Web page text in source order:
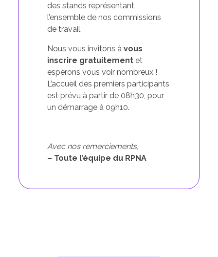
des stands représentant
l’ensemble de nos commissions
de travail.
Nous vous invitons à vous
inscrire gratuitement et
espérons vous voir nombreux !
L’accueil des premiers participants
est prévu à partir de 08h30, pour
un démarrage à 09h10.
Avec nos remerciements,
– Toute l’équipe du RPNA